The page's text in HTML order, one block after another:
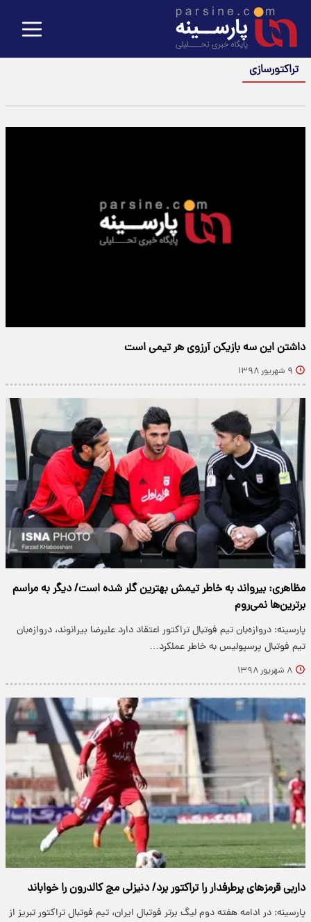
تراکتورسازی
داشتن این سه بازیکن آرزوی هر تیمی‌ است
۹ شهریور ۱۳۹۸
مظاهری: بیرواند به خاطر تیمش بهترین گلر شده است/ دیگر به مراسم
برترین‌ها نمی‌روم
پارسینه: دروازه‌بان تیم فوتبال تراکتور اعتقاد دارد علیرضا بیرانوند، دروازه‌بان
تیم فوتبال پرسپولیس به خاطر عملکرد…
۸ شهریور ۱۳۹۸
داربی قرمز‌های پرطرفدار را تراکتور برد/ دنیزلی مچ کالدرون را خواباند
پارسینه: در ادامه هفته دوم لیگ برتر فوتبال ایران، تیم فوتبال تراکتور تبریز از